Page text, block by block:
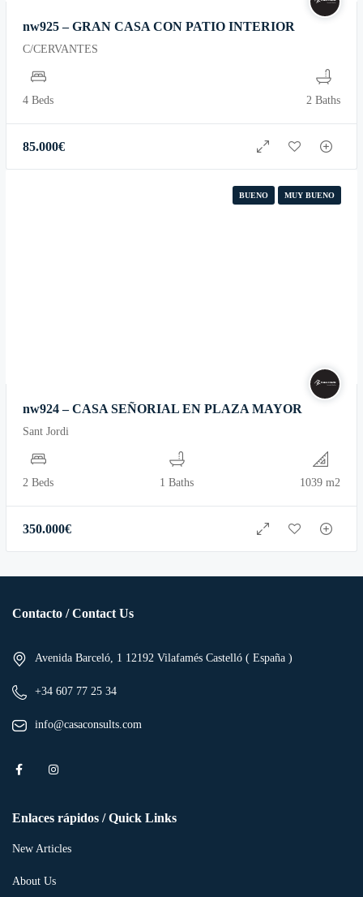
nw925 – GRAN CASA CON PATIO INTERIOR
C/CERVANTES
4 Beds 2 Baths
85.000€
BUENO MUY BUENO
nw924 – CASA SEÑORIAL EN PLAZA MAYOR
Sant Jordi
2 Beds 1 Baths 1039 m2
350.000€
Contacto / Contact Us
Avenida Barceló, 1 12192 Vilafamés Castelló ( España )
+34 607 77 25 34
info@casaconsults.com
Enlaces rápidos / Quick Links
New Articles
About Us